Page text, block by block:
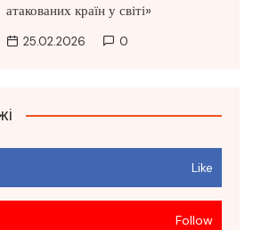
атакованих країн у світі»
25.02.2026 0
Like
Follow